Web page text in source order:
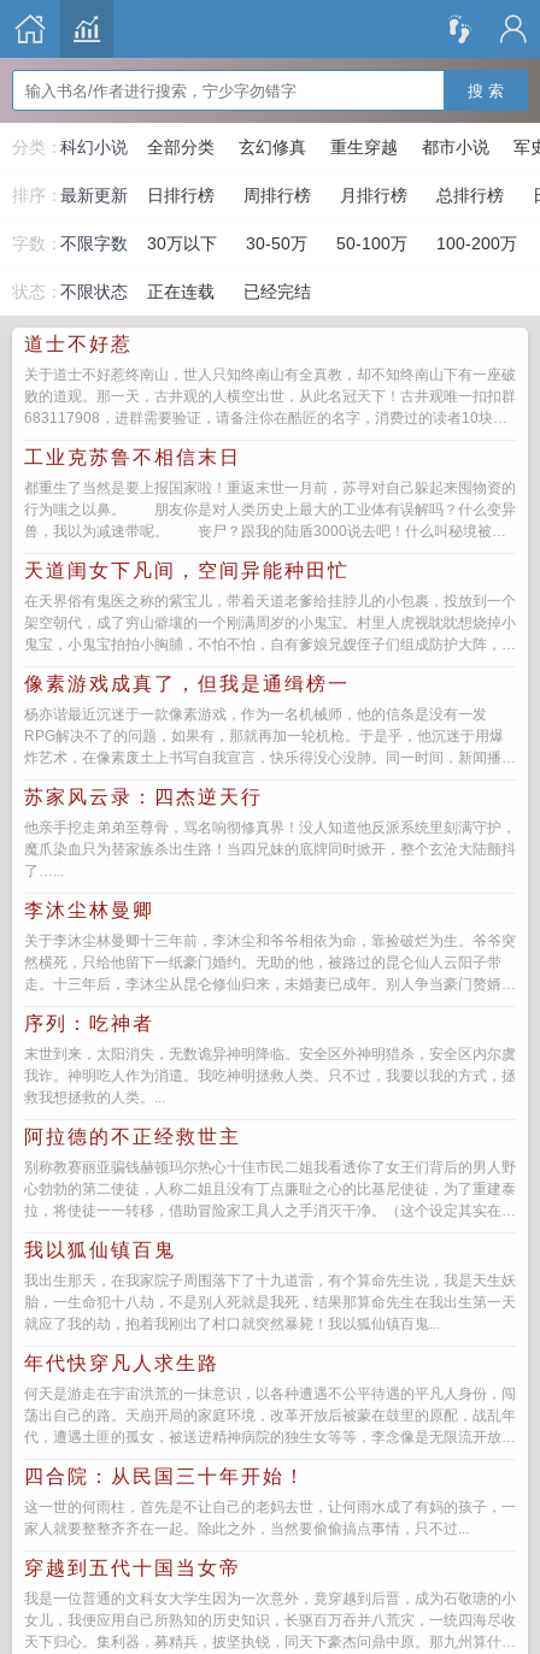
搜 索
分类： 全部分类 玄幻修真 重生穿越 都市小说 军
科幻小说
排序： 日排行榜 周排行榜 月排行榜 总排行榜
最新更新
字数：不限字数 30万以下 30-50万 50-100万 100-200万
状态：不限状态 正在连载 已经完结
道士不好惹
关于道士不好惹终南山，世人只知终南山有全真教，却不知终南山下有一座破
败的道观。那一天，古井观的人横空出世，从此名冠天下！古井观唯一扣扣群
683117908，进群需要验证，请备注你在酷匠的名字，消费过的读者10块就
工业克苏鲁不相信末日
都重生了当然是要上报国家啦！重返末世一月前，苏寻对自己躲起来囤物资的
行为嗤之以鼻。 朋友你是对人类历史上最大的工业体有误解吗？什么变异
兽，我以为减速带呢。 丧尸？跟我的陆盾3000说去吧！什么叫秘境被
天道闺女下凡间，空间异能种田忙
在天界俗有鬼医之称的紫宝儿，带着天道老爹给挂脖儿的小包裹，投放到一个
架空朝代，成了穷山僻壤的一个刚满周岁的小鬼宝。村里人虎视眈眈想烧掉小
鬼宝，小鬼宝拍拍小胸脯，不怕不怕，自有爹娘兄嫂侄子们组成防护大阵，来
像素游戏成真了，但我是通缉榜一
杨亦谐最近沉迷于一款像素游戏，作为一名机械师，他的信条是没有一发
RPG解决不了的问题，如果有，那就再加一轮机枪。于是乎，他沉迷于用爆
炸艺术，在像素废土上书写自我宣言，快乐得没心没肺。同一时间，新闻播报
苏家风云录：四杰逆天行
他亲手挖走弟弟至尊骨，骂名响彻修真界！没人知道他反派系统里刻满守护，
魔爪染血只为替家族杀出生路！当四兄妹的底牌同时掀开，整个玄沧大陆颤抖
了…...
李沐尘林曼卿
关于李沐尘林曼卿十三年前，李沐尘和爷爷相依为命，靠捡破烂为生。爷爷突
然横死，只给他留下一纸豪门婚约。无助的他，被路过的昆仑仙人云阳子带
走。十三年后，李沐尘从昆仑修仙归来，未婚妻已成年。别人争当豪门赘婿，
序列：吃神者
末世到来，太阳消失，无数诡异神明降临。安全区外神明猎杀，安全区内尔虞
我诈。神明吃人作为消遣。我吃神明拯救人类。只不过，我要以我的方式，拯
救我想拯救的人类。...
阿拉德的不正经救世主
别称教赛丽亚骗钱赫顿玛尔热心十佳市民二姐我看透你了女王们背后的男人野
心勃勃的第二使徒，人称二姐且没有丁点廉耻之心的比基尼使徒，为了重建泰
拉，将使徒一一转移，借助冒险家工具人之手消灭干净。（这个设定其实在如
我以狐仙镇百鬼
我出生那天，在我家院子周围落下了十九道雷，有个算命先生说，我是天生妖
胎，一生命犯十八劫，不是别人死就是我死，结果那算命先生在我出生第一天
就应了我的劫，抱着我刚出了村口就突然暴毙！我以狐仙镇百鬼...
年代快穿凡人求生路
何天是游走在宇宙洪荒的一抹意识，以各种遭遇不公平待遇的平凡人身份，闯
荡出自己的路。天崩开局的家庭环境，改革开放后被蒙在鼓里的原配，战乱年
代，遭遇土匪的孤女，被送进精神病院的独生女等等，李念像是无限流开放的
四合院：从民国三十年开始！
这一世的何雨柱，首先是不让自己的老妈去世，让何雨水成了有妈的孩子，一
家人就要整整齐齐在一起。除此之外，当然要偷偷搞点事情，只不过...
穿越到五代十国当女帝
我是一位普通的文科女大学生因为一次意外，竟穿越到后晋，成为石敬瑭的小
女儿，我便应用自己所熟知的历史知识，长驱百万吞并八荒灾，一统四海尽收
天下归心。集利器，募精兵，披坚执锐，同天下豪杰问鼎中原。那九州算什么